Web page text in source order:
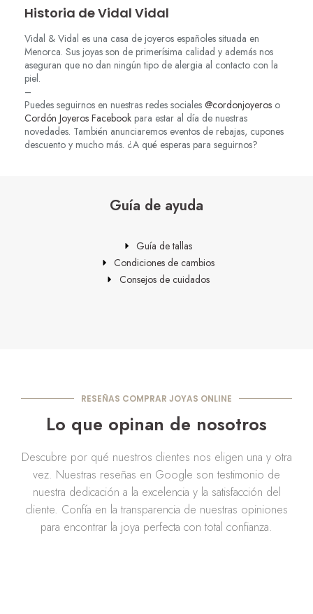
Historia de Vidal Vidal
Vidal & Vidal es una casa de joyeros españoles situada en
Menorca. Sus joyas son de primerísima calidad y además nos
aseguran que no dan ningún tipo de alergia al contacto con la
piel.
–
Puedes seguirnos en nuestras redes sociales @cordonjoyeros o
Cordón Joyeros Facebook para estar al día de nuestras
novedades. También anunciaremos eventos de rebajas, cupones
descuento y mucho más. ¿A qué esperas para seguirnos?
Guía de ayuda
Guía de tallas
Condiciones de cambios
Consejos de cuidados
RESEÑAS COMPRAR JOYAS ONLINE
Lo que opinan de nosotros
Descubre por qué nuestros clientes nos eligen una y otra
vez. Nuestras reseñas en Google son testimonio de
nuestra dedicación a la excelencia y la satisfacción del
cliente. Confía en la transparencia de nuestras opiniones
para encontrar la joya perfecta con total confianza.